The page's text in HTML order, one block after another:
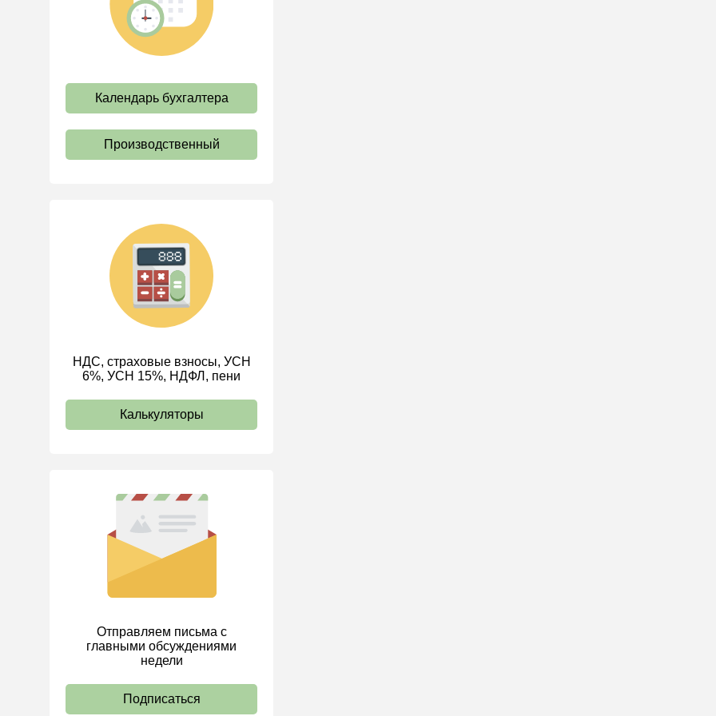
труда
Отпуск и время отдыха
Ответственность и
взыскания
Пенсии
должностные инструкции
Трудовые книжки
Кадровые документы и
образцы
Персональные данные
ИП
Календарь бухгалтера
Производственный
НДС, страховые взносы, УСН
6%, УСН 15%, НДФЛ, пени
Калькуляторы
Отправляем письма с
главными обсуждениями
недели
Подписаться